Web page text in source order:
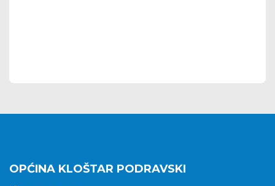
OPĆINA KLOŠTAR PODRAVSKI